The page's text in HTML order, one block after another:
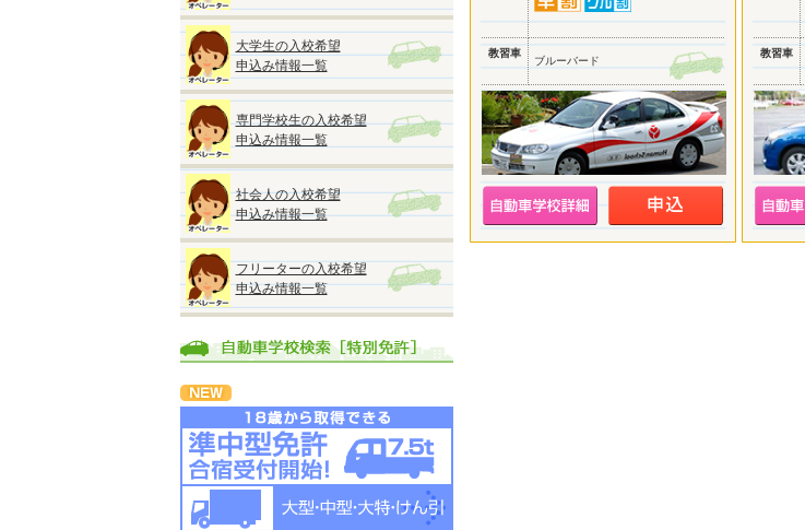
大学生の入校希望
申込み情報一覧
専門学校生の入校希望
申込み情報一覧
社会人の入校希望
申込み情報一覧
フリーターの入校希望
申込み情報一覧
教習車
ブルーバード
教習車